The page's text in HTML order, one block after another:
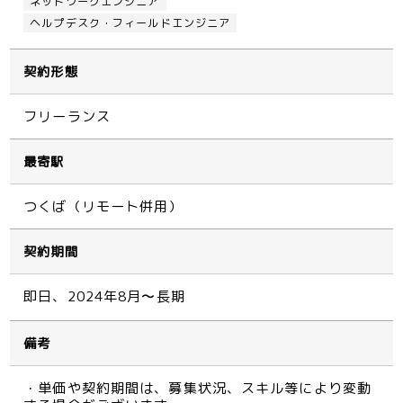
ヘルプデスク・フィールドエンジニア
契約形態
フリーランス
最寄駅
つくば（リモート併用）
契約期間
即日、2024年8月〜長期
備考
・単価や契約期間は、募集状況、スキル等により変動